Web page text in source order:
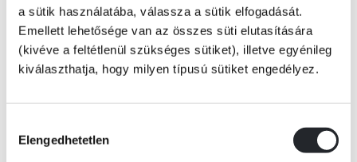
a sütik használatába, válassza a sütik elfogadását.
Emellett lehetősége van az összes süti elutasítására
(kivéve a feltétlenül szükséges sütiket), illetve egyénileg
kiválaszthatja, hogy milyen típusú sütiket engedélyez.
kiválasztása
Elengedhetetlen